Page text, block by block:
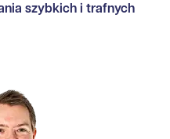
szybkich i trafnych